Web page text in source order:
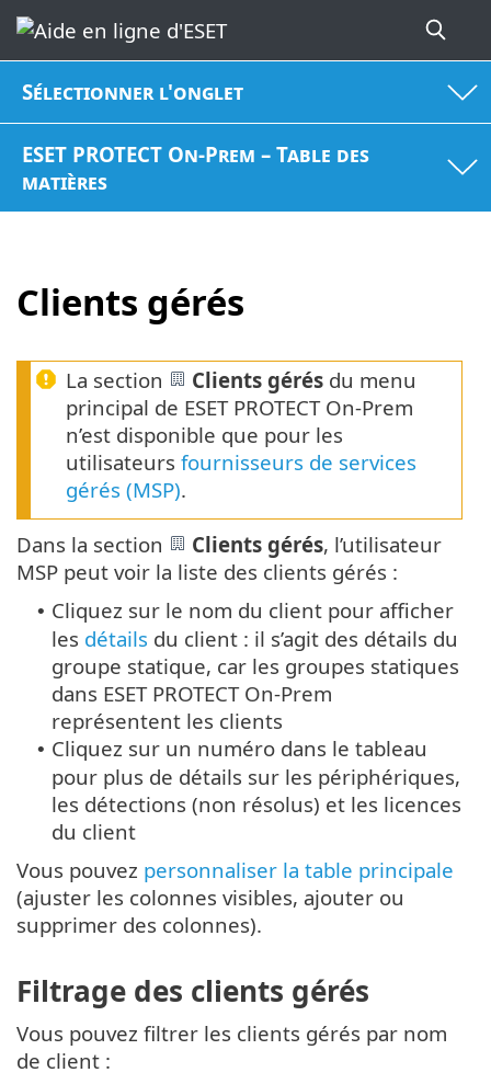
Sélectionner l'onglet
ESET PROTECT On-Prem – Table des
matières
Clients gérés
La section Clients gérés du menu
principal de ESET PROTECT On-Prem
n’est disponible que pour les
utilisateurs fournisseurs de services
gérés (MSP).
Dans la section
Clients gérés, l’utilisateur
MSP peut voir la liste des clients gérés :
• Cliquez sur le nom du client pour afficher
les détails du client : il s’agit des détails du
groupe statique, car les groupes statiques
dans ESET PROTECT On-Prem
représentent les clients
• Cliquez sur un numéro dans le tableau
pour plus de détails sur les périphériques,
les détections (non résolus) et les licences
du client
Vous pouvez personnaliser la table principale
(ajuster les colonnes visibles, ajouter ou
supprimer des colonnes).
Filtrage des clients gérés
Vous pouvez filtrer les clients gérés par nom
de client :